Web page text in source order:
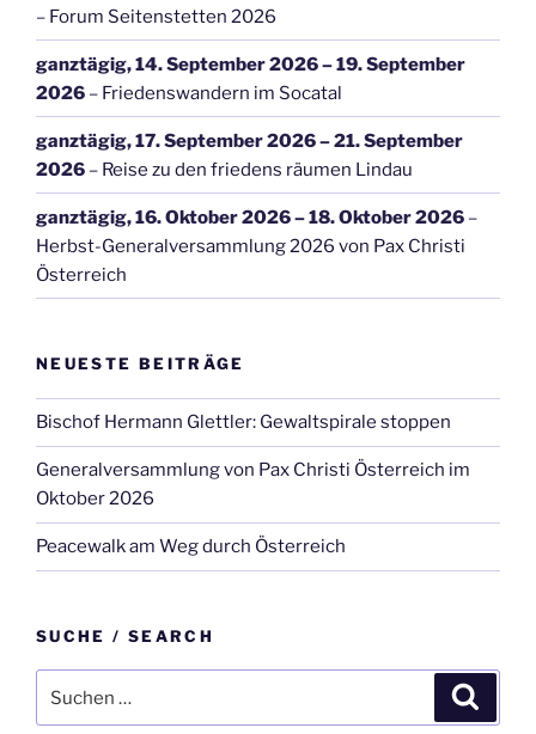
– Forum Seitenstetten 2026
ganztägig,14. September 2026–19. September
2026 – Friedenswandern im Socatal
ganztägig,17. September 2026–21. September
2026 – Reise zu den friedens räumen Lindau
ganztägig,16. Oktober 2026–18. Oktober 2026 –
Herbst-Generalversammlung 2026 von Pax Christi
Österreich
NEUESTE BEITRÄGE
Bischof Hermann Glettler: Gewaltspirale stoppen
Generalversammlung von Pax Christi Österreich im
Oktober 2026
Peacewalk am Weg durch Österreich
SUCHE / SEARCH
nach: